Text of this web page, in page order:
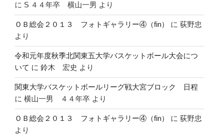
に S ４４年卒 横山一男 より
ＯＢ総会２０１３ フォトギャラリー④（fin） に 荻野忠
より
令和元年度秋季北関東五大学バスケットボール大会につ
いて に 鈴木 宏史 より
関東大学バスケットボールリーグ戦大宮ブロック 日程
に 横山一男 ４４年卒 より
ＯＢ総会２０１３ フォトギャラリー④（fin） に 荻野忠
より